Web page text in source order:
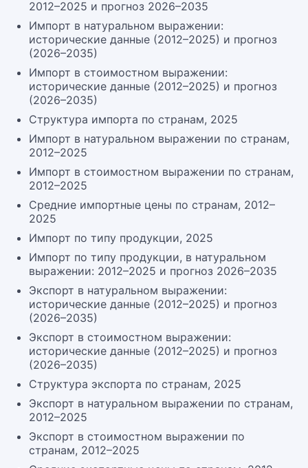
2012–2025 и прогноз 2026–2035
Импорт в натуральном выражении:
исторические данные (2012–2025) и прогноз
(2026–2035)
Импорт в стоимостном выражении:
исторические данные (2012–2025) и прогноз
(2026–2035)
Структура импорта по странам, 2025
Импорт в натуральном выражении по странам,
2012–2025
Импорт в стоимостном выражении по странам,
2012–2025
Средние импортные цены по странам, 2012–
2025
Импорт по типу продукции, 2025
Импорт по типу продукции, в натуральном
выражении: 2012–2025 и прогноз 2026–2035
Экспорт в натуральном выражении:
исторические данные (2012–2025) и прогноз
(2026–2035)
Экспорт в стоимостном выражении:
исторические данные (2012–2025) и прогноз
(2026–2035)
Структура экспорта по странам, 2025
Экспорт в натуральном выражении по странам,
2012–2025
Экспорт в стоимостном выражении по
странам, 2012–2025